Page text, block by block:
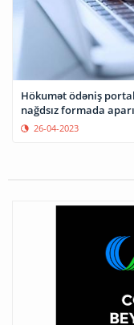
Hökumət ödəniş
nağdsız formada
26-04-2023